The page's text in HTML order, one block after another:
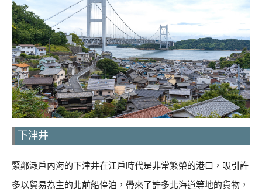
下津井
緊鄰瀨戶內海的下津井在江戶時代是非常繁榮的港口，吸引許
多以貿易為主的北前船停泊，帶來了許多北海道等地的貨物，